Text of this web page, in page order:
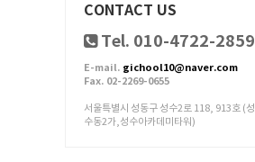
CONTACT US
Tel. 010-4722-2859
E-mail. gichool10@naver.com
Fax. 02-2269-0655
서울특별시 성동구 성수2로 118, 913호 (성
수동2가,성수아카데미타워)